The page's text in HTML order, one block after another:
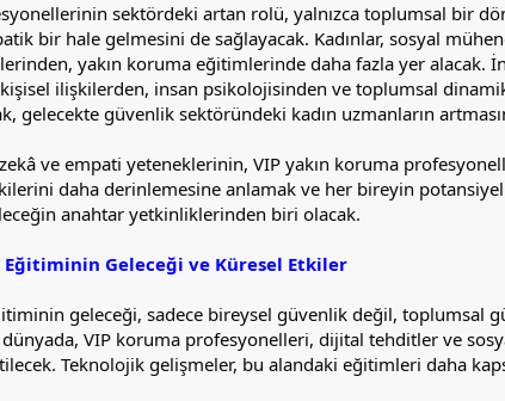
sektördeki artan rolü, yalnızca toplumsal bir
bir hale gelmesini de sağlayacak. Kadınlar, sosyal
yakın koruma eğitimlerinde daha fazla yer alacak.
ilişkilerden, insan psikolojisinden ve toplumsal
gelecekte güvenlik sektöründeki kadın uzmanların
zekâ ve empati yeteneklerinin, VIP yakın koruma
daha derinlemesine anlamak ve her bireyin
anahtar yetkinliklerinden biri olacak.
Eğitiminin Geleceği ve Küresel Etkiler
geleceği, sadece bireysel güvenlik değil, toplumsal
VIP koruma profesyonelleri, dijital tehditler ve
Teknolojik gelişmeler, bu alandaki eğitimleri daha